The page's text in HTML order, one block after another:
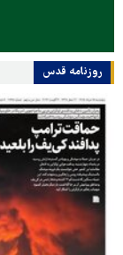
روزنامه قدس